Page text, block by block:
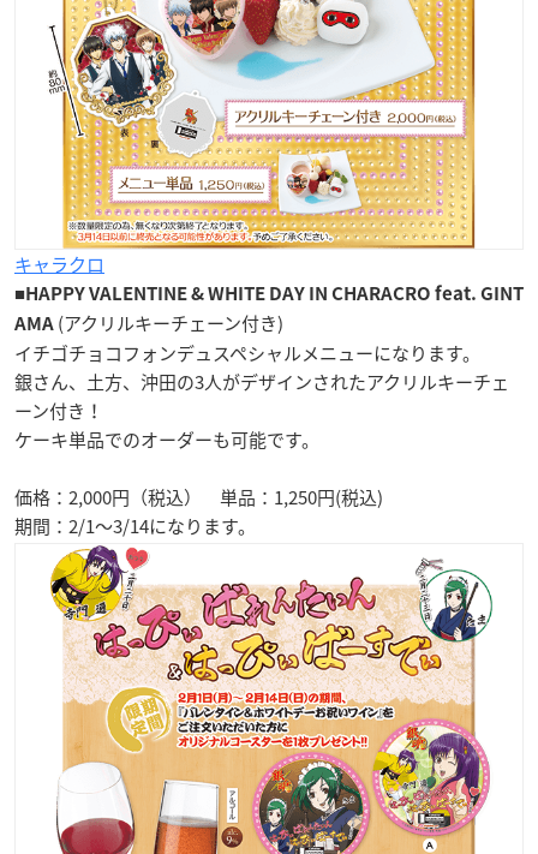
キャラクロ
■HAPPY VALENTINE & WHITE DAY IN CHARACRO feat. GINT
AMA (アクリルキーチェーン付き)
イチゴチョコフォンデュスペシャルメニューになります。
銀さん、土方、沖田の3人がデザインされたアクリルキーチェ
ーン付き！
ケーキ単品でのオーダーも可能です。
価格：2,000円（税込） 単品：1,250円(税込)
期間：2/1～3/14になります。